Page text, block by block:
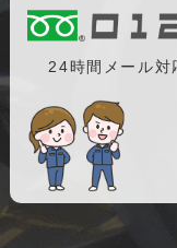
24時間メール